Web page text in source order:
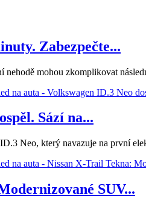
Zabezpečte...
nehodě mohou zkomplikovat
Sází na...
Neo, který navazuje na první
SUV...